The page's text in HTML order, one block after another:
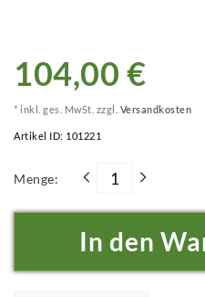
104,00 €
* inkl. ges. MwSt. zzgl. Versandkosten
Artikel ID: 101221
Menge:
In den